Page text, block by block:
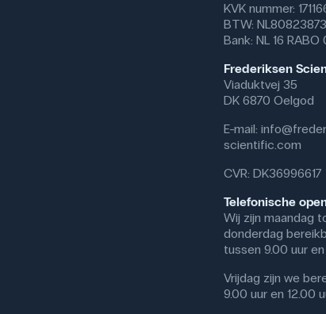
KVK nummer:
BTW:
Bank: NL 16 RABO
Frederiksen
Viaduktvej 35
DK 6870 Oelgod
E-mail:
scientific.com
CVR: DK36996617
Telefonische
Wij zijn maandag
donderdag
tussen 9.00 uur en
Vrijdag zijn we
9.00 uur en 12.00